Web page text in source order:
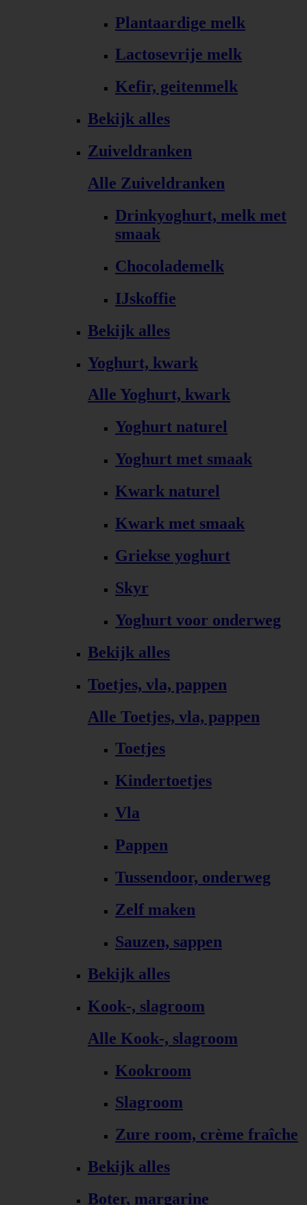
Plantaardige melk
Lactosevrije melk
Kefir, geitenmelk
Bekijk alles
Zuiveldranken
Alle Zuiveldranken
Drinkyoghurt, melk met
smaak
Chocolademelk
IJskoffie
Bekijk alles
Yoghurt, kwark
Alle Yoghurt, kwark
Yoghurt naturel
Yoghurt met smaak
Kwark naturel
Kwark met smaak
Griekse yoghurt
Skyr
Yoghurt voor onderweg
Bekijk alles
Toetjes, vla, pappen
Alle Toetjes, vla, pappen
Toetjes
Kindertoetjes
Vla
Pappen
Tussendoor, onderweg
Zelf maken
Sauzen, sappen
Bekijk alles
Kook-, slagroom
Alle Kook-, slagroom
Kookroom
Slagroom
Zure room, crème fraîche
Bekijk alles
Boter, margarine